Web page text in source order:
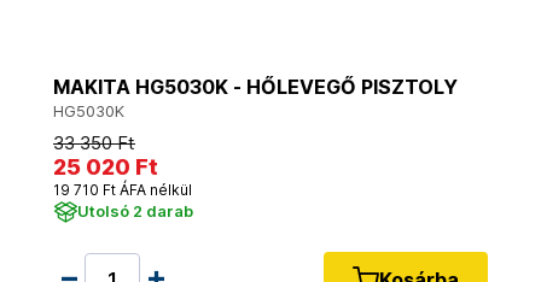
MAKITA HG5030K - HŐLEVEGŐ PISZTOLY
HG5030K
33 350 Ft
25 020 Ft
19 710 Ft ÁFA nélkül
Utolsó 2 darab